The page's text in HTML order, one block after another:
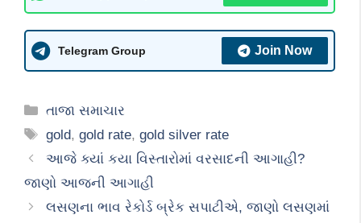
Telegram Group Join Now
Categories
તાજા સમાચાર
Tags
gold,gold rate,gold silver rate
આજે ક્યાં કયા વિસ્તારોમાં વરસાદની આગાહી?
જાણો આજની આગાહી
લસણના ભાવ રેકોર્ડ બ્રેક સપાટીએ, જાણો લસણમાં